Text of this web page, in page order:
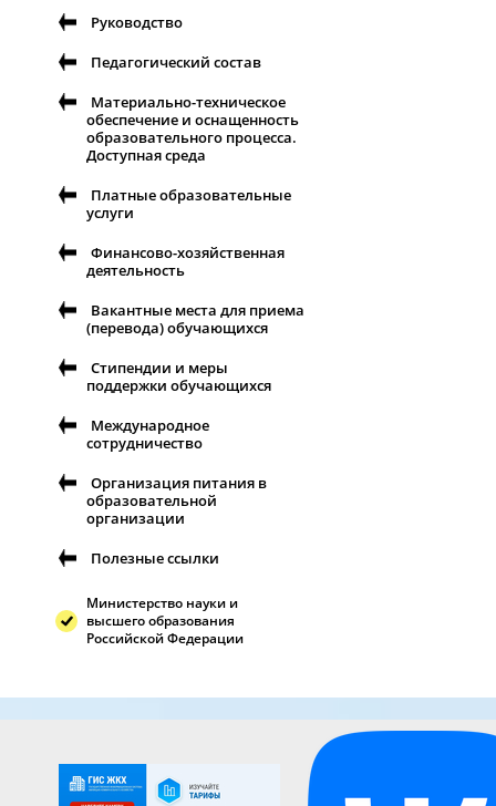
Руководство
Педагогический состав
Материально-техническое
обеспечение и оснащенность
образовательного процесса.
Доступная среда
Платные образовательные
услуги
Финансово-хозяйственная
деятельность
Вакантные места для приема
(перевода) обучающихся
Стипендии и меры
поддержки обучающихся
Международное
сотрудничество
Организация питания в
образовательной
организации
Полезные ссылки
Министерство науки и
высшего образования
Российской Федерации